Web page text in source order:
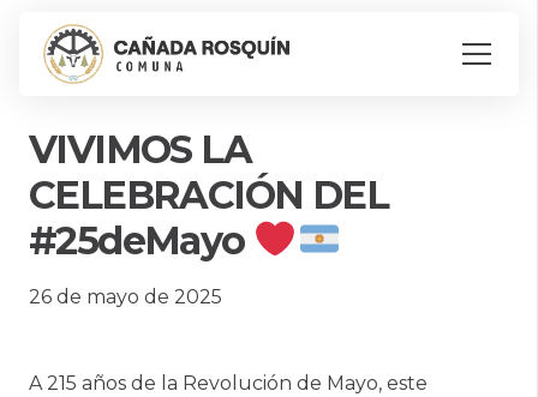
VIVIMOS LA
CELEBRACIÓN DEL
#25deMayo
26 de mayo de 2025
A 215 años de la Revolución de Mayo, este